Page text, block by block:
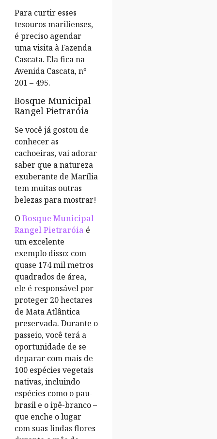
Para curtir esses
tesouros marilienses,
é preciso agendar
uma visita à Fazenda
Cascata. Ela fica na
Avenida Cascata, nº
201 – 495.
Bosque Municipal
Rangel Pietraróia
Se você já gostou de
conhecer as
cachoeiras, vai adorar
saber que a natureza
exuberante de Marília
tem muitas outras
belezas para mostrar!
O Bosque Municipal
Rangel Pietraróia é
um excelente
exemplo disso: com
quase 174 mil metros
quadrados de área,
ele é responsável por
proteger 20 hectares
de Mata Atlântica
preservada. Durante o
passeio, você terá a
oportunidade de se
deparar com mais de
100 espécies vegetais
nativas, incluindo
espécies como o pau-
brasil e o ipê-branco –
que enche o lugar
com suas lindas flores